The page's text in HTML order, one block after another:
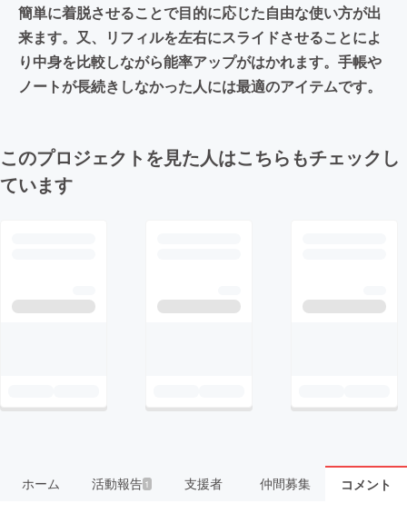
簡単に着脱させることで目的に応じた自由な使い方が出
来ます。又、リフィルを左右にスライドさせることによ
り中身を比較しながら能率アップがはかれます。手帳や
ノートが長続きしなかった人には最適のアイテムです。
このプロジェクトを見た人はこちらもチェックし
ています
ホーム 活動報告1 支援者 仲間募集 コメント